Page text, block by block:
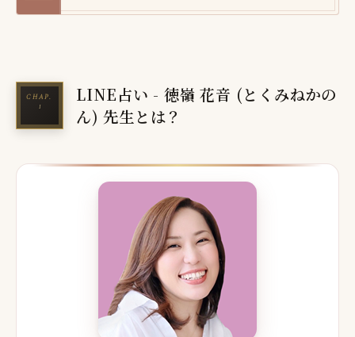
LINE占い - 徳嶺 花音 (とくみねかの
ん) 先生とは？